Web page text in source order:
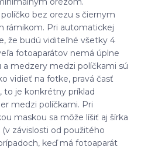
políčko bez orezu s čiernym
rámikom. Pri automatickej
že budú viditeľné všetky 4
fotoaparátov nemá úplne
medzery medzi políčkami sú
vidieť na fotke, pravá časť
to je konkrétny príklad
medzi políčkami. Pri
maskou sa môže líšiť aj šírka
závislosti od použitého
keď má fotoaparát